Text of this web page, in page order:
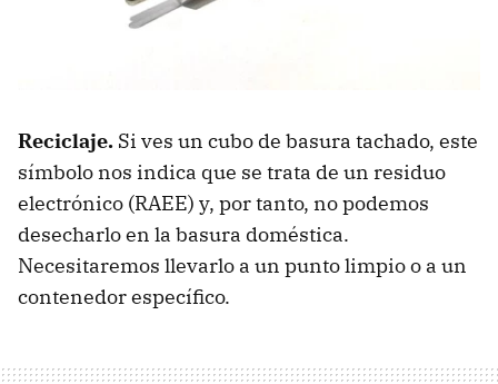
Reciclaje. Si ves un cubo de basura tachado, este
símbolo nos indica que se trata de un residuo
electrónico (RAEE) y, por tanto, no podemos
desecharlo en la basura doméstica.
Necesitaremos llevarlo a un punto limpio o a un
contenedor específico.